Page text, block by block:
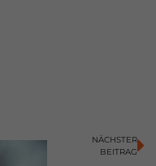
NÄCHSTER
BEITRAG